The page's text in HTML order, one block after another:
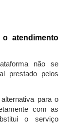
atendimento
não se
prestado pelos
para o
com as
o serviço